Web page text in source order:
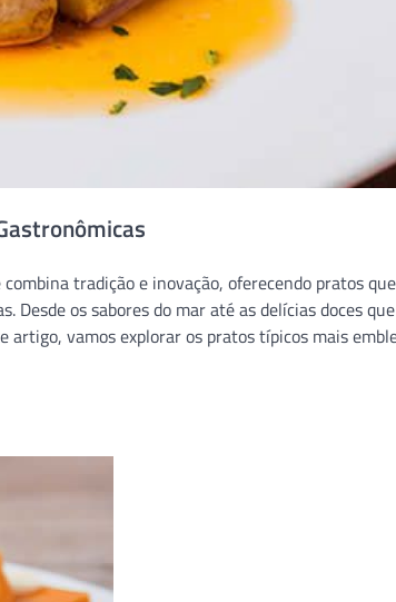
tradição e inovação, oferecendo pratos
os sabores do mar até as delícias doces que
artigo, vamos explorar os pratos típicos mais